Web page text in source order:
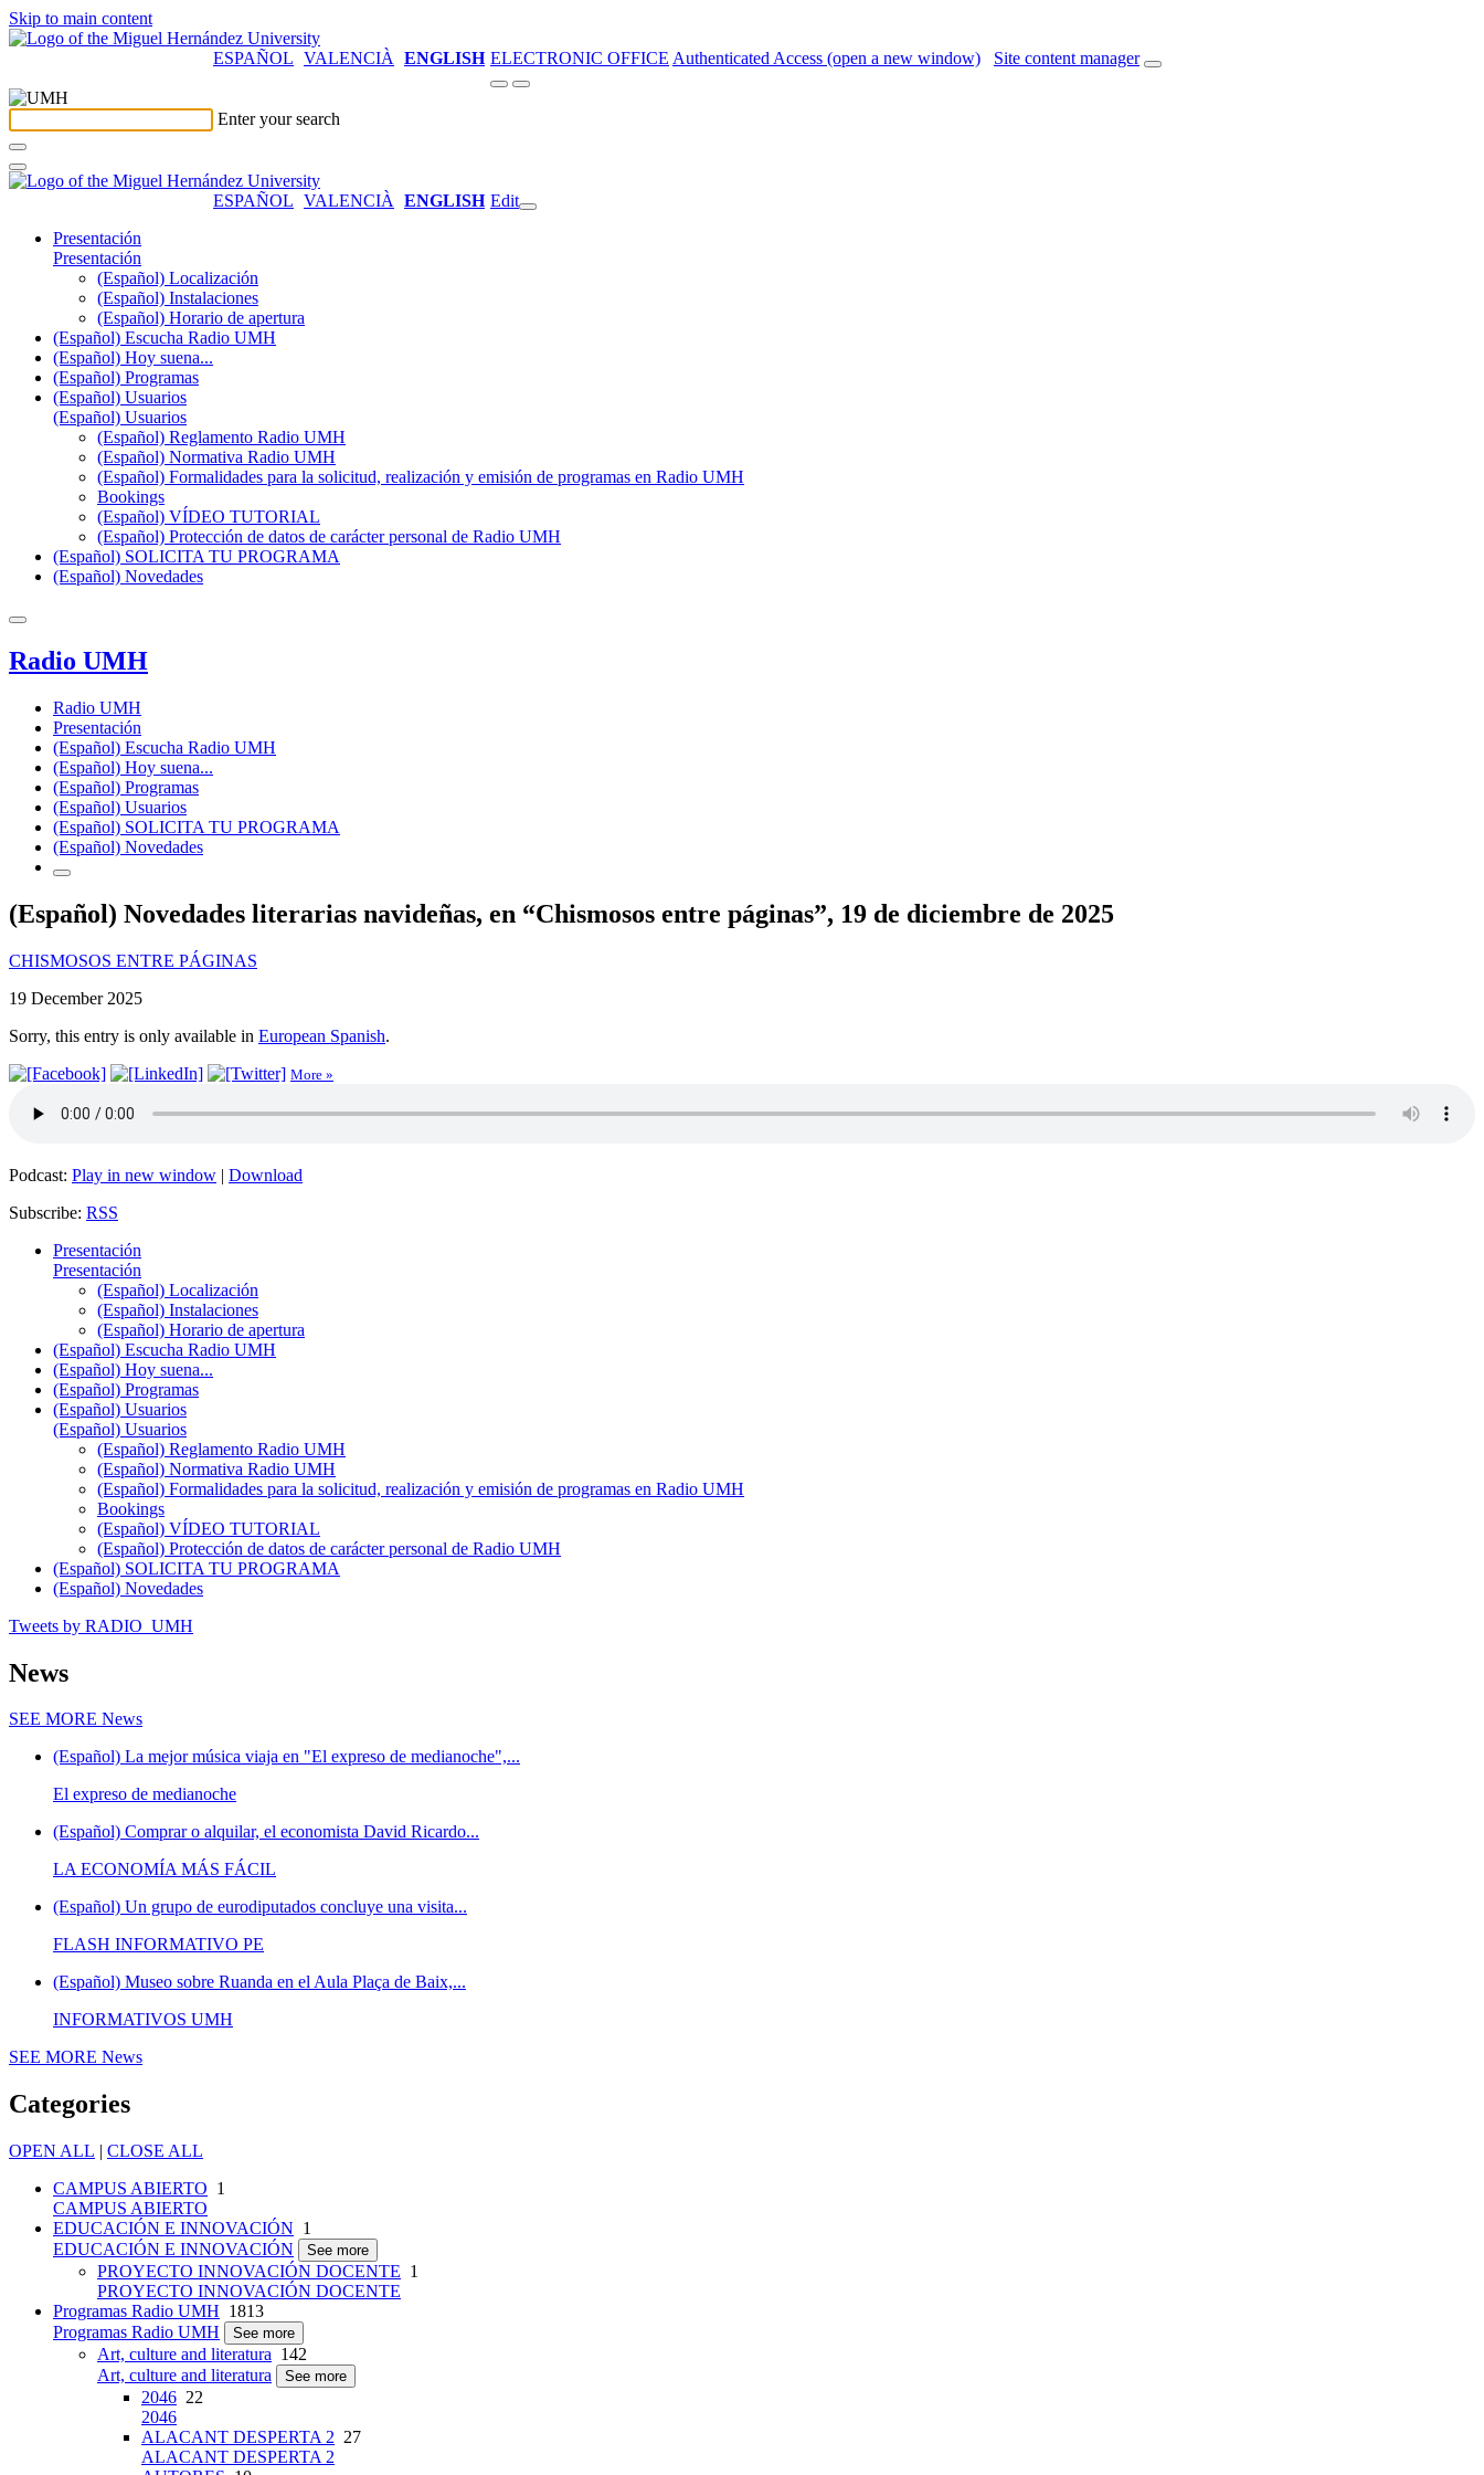
Skip to main content
ESPAÑOL VALENCIÀ ENGLISH ELECTRONIC OFFICE Authenticated Access (open a new window) Site content manager
Enter your search
ESPAÑOL VALENCIÀ ENGLISH Edit
Presentación
Presentación
(Español) Localización
(Español) Instalaciones
(Español) Horario de apertura
(Español) Escucha Radio UMH
(Español) Hoy suena...
(Español) Programas
(Español) Usuarios
(Español) Usuarios
(Español) Reglamento Radio UMH
(Español) Normativa Radio UMH
(Español) Formalidades para la solicitud, realización y emisión de programas en Radio UMH
Bookings
(Español) VÍDEO TUTORIAL
(Español) Protección de datos de carácter personal de Radio UMH
(Español) SOLICITA TU PROGRAMA
(Español) Novedades
Radio UMH
Radio UMH
Presentación
(Español) Escucha Radio UMH
(Español) Hoy suena...
(Español) Programas
(Español) Usuarios
(Español) SOLICITA TU PROGRAMA
(Español) Novedades
(Español) Novedades literarias navideñas, en “Chismosos entre páginas”, 19 de diciembre de 2025
CHISMOSOS ENTRE PÁGINAS
19 December 2025
Sorry, this entry is only available in European Spanish.
More »
Podcast: Play in new window | Download
Subscribe: RSS
Presentación
Presentación
(Español) Localización
(Español) Instalaciones
(Español) Horario de apertura
(Español) Escucha Radio UMH
(Español) Hoy suena...
(Español) Programas
(Español) Usuarios
(Español) Usuarios
(Español) Reglamento Radio UMH
(Español) Normativa Radio UMH
(Español) Formalidades para la solicitud, realización y emisión de programas en Radio UMH
Bookings
(Español) VÍDEO TUTORIAL
(Español) Protección de datos de carácter personal de Radio UMH
(Español) SOLICITA TU PROGRAMA
(Español) Novedades
Tweets by RADIO_UMH
News
SEE MORE News
(Español) La mejor música viaja en "El expreso de medianoche",...
El expreso de medianoche
(Español) Comprar o alquilar, el economista David Ricardo...
LA ECONOMÍA MÁS FÁCIL
(Español) Un grupo de eurodiputados concluye una visita...
FLASH INFORMATIVO PE
(Español) Museo sobre Ruanda en el Aula Plaça de Baix,...
INFORMATIVOS UMH
SEE MORE News
Categories
OPEN ALL | CLOSE ALL
CAMPUS ABIERTO 1
CAMPUS ABIERTO
EDUCACIÓN E INNOVACIÓN 1
EDUCACIÓN E INNOVACIÓN
See more
PROYECTO INNOVACIÓN DOCENTE 1
PROYECTO INNOVACIÓN DOCENTE
Programas Radio UMH 1813
Programas Radio UMH
See more
Art, culture and literatura 142
Art, culture and literatura
See more
2046 22
2046
ALACANT DESPERTA 2 27
ALACANT DESPERTA 2